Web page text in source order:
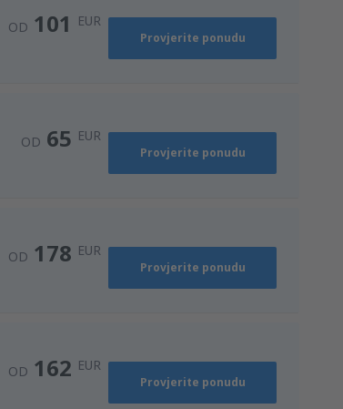
OD 101 EUR
Provjerite ponudu
OD 65 EUR
Provjerite ponudu
OD 178 EUR
Provjerite ponudu
OD 162 EUR
Provjerite ponudu